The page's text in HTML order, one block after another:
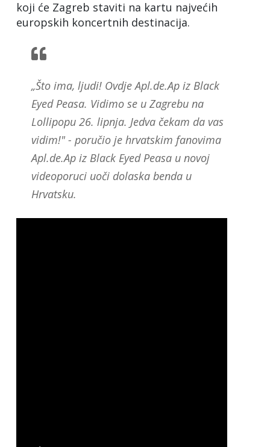
koji će Zagreb staviti na kartu najvećih
europskih koncertnih destinacija.
„Što ima, ljudi! Ovdje Apl.de.Ap iz Black
Eyed Peasa. Vidimo se u Zagrebu na
Lollipopu 26. lipnja. Jedva čekam da vas
vidim!" - poručio je hrvatskim fanovima
Apl.de.Ap iz Black Eyed Peasa u novoj
videoporuci uoči dolaska benda u
Hrvatsku.